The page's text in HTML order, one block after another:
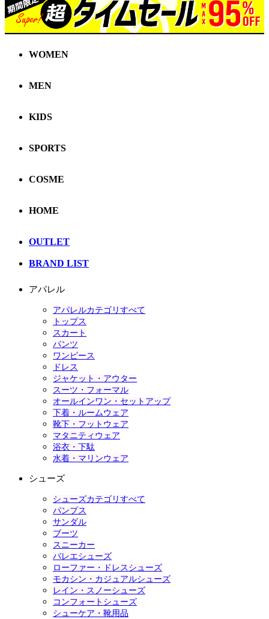
WOMEN
MEN
KIDS
SPORTS
COSME
HOME
OUTLET
BRAND LIST
アパレル
アパレルカテゴリすべて
トップス
スカート
パンツ
ワンピース
ドレス
ジャケット・アウター
スーツ・フォーマル
オールインワン・セットアップ
下着・ルームウェア
靴下・フットウェア
マタニティウェア
浴衣・下駄
水着・マリンウェア
シューズ
シューズカテゴリすべて
パンプス
サンダル
ブーツ
スニーカー
バレエシューズ
ローファー・ドレスシューズ
モカシン・カジュアルシューズ
レイン・スノーシューズ
コンフォートシューズ
シューケア・靴用品